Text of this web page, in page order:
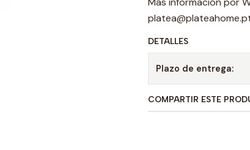
DETALLES
Plazo de entrega:
COMPARTIR ESTE